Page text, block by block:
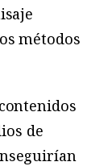
métodos
de